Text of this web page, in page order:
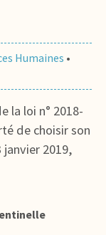
Humaines •
la loi n° 2018-
de choisir son
2019,